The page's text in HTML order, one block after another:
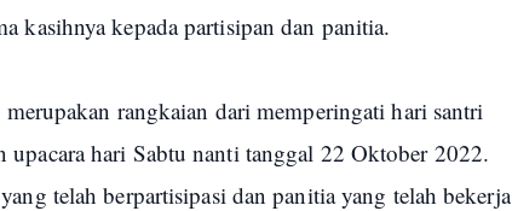
kasihnya kepada partisipan dan panitia.
rangkaian dari memperingati hari santri
upacara hari Sabtu nanti tanggal 22 Oktober 2022.
telah berpartisipasi dan panitia yang telah bekerja